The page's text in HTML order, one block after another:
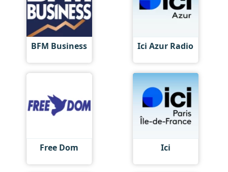
BFM Business Ici Azur Radio
Free Dom Ici